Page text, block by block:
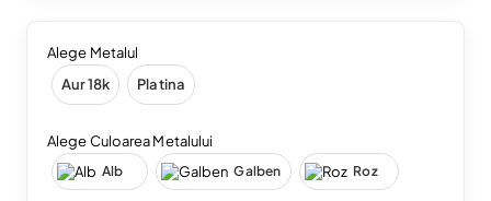
Alege Metalul
Aur 18k
Platina
Alege Culoarea Metalului
Alb Galben Roz